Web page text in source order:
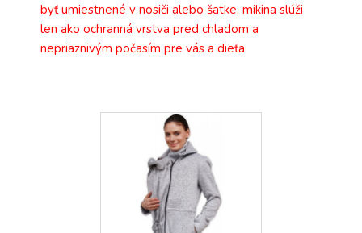
byť umiestnené v nosiči alebo šatke, mikina slúži
len ako ochranná vrstva pred chladom a
nepriaznivým počasím pre vás a dieťa